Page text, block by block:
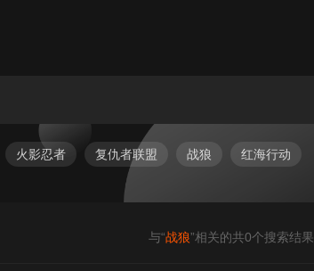
火影忍者 复仇者联盟 战狼 红海行动
与“战狼”相关的共0个搜索结果